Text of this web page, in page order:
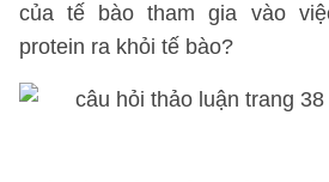
của tế bào tham gia vào
protein ra khỏi tế bào?